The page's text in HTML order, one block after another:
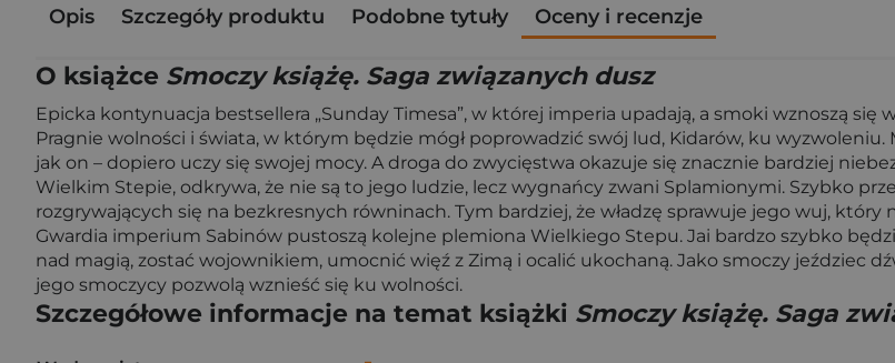
Opis Szczegóły produktu Podobne tytuły Oceny i recenzje
O książce Smoczy książę. Saga związanych dusz
Epicka kontynuacja bestsellera „Sunday Timesa”, w której imperia upadają, a smoki wznoszą
Pragnie wolności i świata, w którym będzie mógł poprowadzić swój lud, Kidarów, ku wyzwoleniu.
jak on – dopiero uczy się swojej mocy. A droga do zwycięstwa okazuje się znacznie bardziej
Wielkim Stepie, odkrywa, że nie są to jego ludzie, lecz wygnańcy zwani Splamionymi. Szybko
rozgrywających się na bezkresnych równinach. Tym bardziej, że władzę sprawuje jego wuj,
Gwardia imperium Sabinów pustoszą kolejne plemiona Wielkiego Stepu. Jai bardzo szybko
nad magią, zostać wojownikiem, umocnić więź z Zimą i ocalić ukochaną. Jako smoczy jeździec
jego smoczycy pozwolą wznieść się ku wolności.
Szczegółowe informacje na temat książki Smoczy książę. Saga